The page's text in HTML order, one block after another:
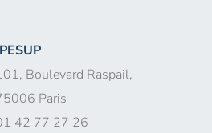
Boulevard Raspail,
Paris
42 77 27 26